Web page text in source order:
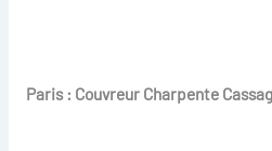
Paris : Couvreur Charpente